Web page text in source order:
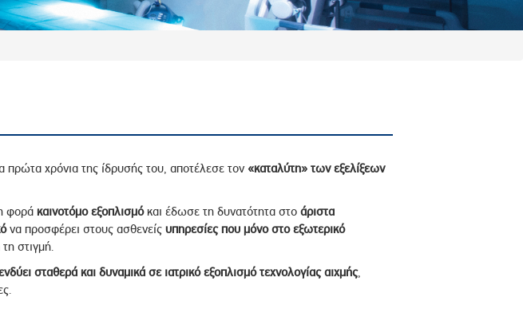
των
χρόνια της ίδρυσής του, αποτέλεσε τον «καταλύτη» των εξελίξεων
φορά καινοτόμο εξοπλισμόκαι έδωσε τη δυνατότητα στο άριστα
να προσφέρει στους ασθενείς υπηρεσίες που μόνο στο εξωτερικό
τη στιγμή.
σταθερά και δυναμικά σε ιατρικό εξοπλισμό τεχνολογίας αιχμής,